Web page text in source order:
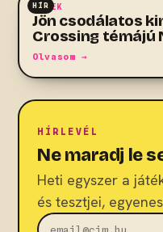
HÍR
HÍREK
Jön csodálatos
Crossing témájú
Olvasom →
HÍRLEVÉL
Ne maradj le
Heti egyszer a
és tesztjei,